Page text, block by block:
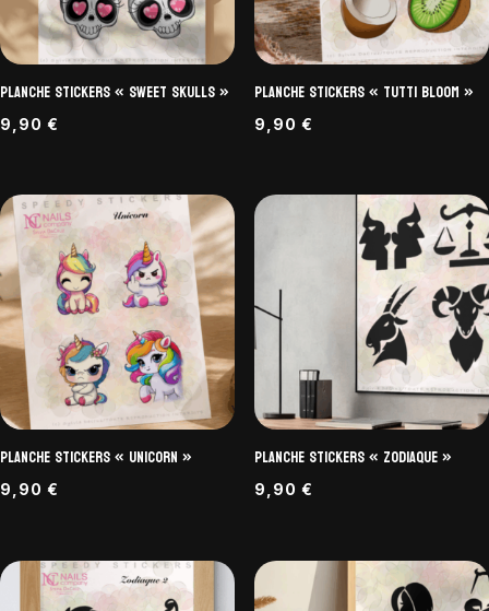
Planche Stickers « Sweet Skulls »
9,90 €
Planche Stickers « Tutti Bloom »
9,90 €
Planche Stickers « Unicorn »
9,90 €
Planche Stickers « Zodiaque »
9,90 €